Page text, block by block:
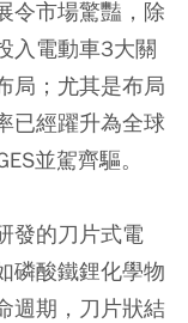
令市場驚豔，除
入電動車3大關
；尤其是布局
已經躍升為全球
並駕齊驅。
發的刀片式電
磷酸鐵鋰化學物
週期，刀片狀結